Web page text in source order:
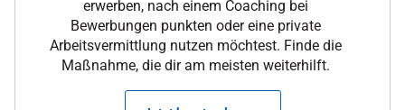
erwerben, nach einem Coaching bei
Bewerbungen punkten oder eine private
Arbeitsvermittlung nutzen möchtest. Finde die
Maßnahme, die dir am meisten weiterhilft.